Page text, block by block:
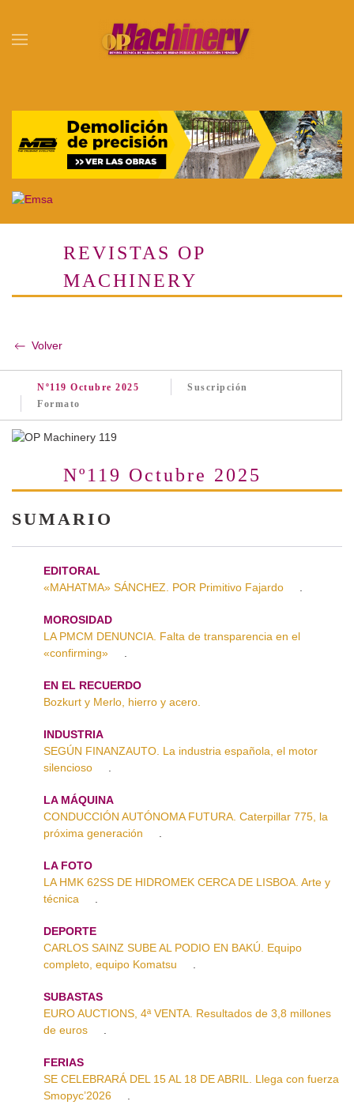
Skip to main content
REVISTAS OP
MACHINERY
Volver
Nº119 Octubre 2025
Suscripción
Formato
Nº119 Octubre 2025
SUMARIO
EDITORAL
«MAHATMA» SÁNCHEZ. POR Primitivo Fajardo
MOROSIDAD
LA PMCM DENUNCIA. Falta de transparencia en el
«confirming»
EN EL RECUERDO
Bozkurt y Merlo, hierro y acero.
INDUSTRIA
SEGÚN FINANZAUTO. La industria española, el motor
silencioso
LA MÁQUINA
CONDUCCIÓN AUTÓNOMA FUTURA. Caterpillar 775, la
próxima generación
LA FOTO
LA HMK 62SS DE HIDROMEK CERCA DE LISBOA. Arte y
técnica
DEPORTE
CARLOS SAINZ SUBE AL PODIO EN BAKÚ. Equipo
completo, equipo Komatsu
SUBASTAS
EURO AUCTIONS, 4ª VENTA. Resultados de 3,8 millones
de euros
FERIAS
SE CELEBRARÁ DEL 15 AL 18 DE ABRIL. Llega con fuerza
Smopyc’2026